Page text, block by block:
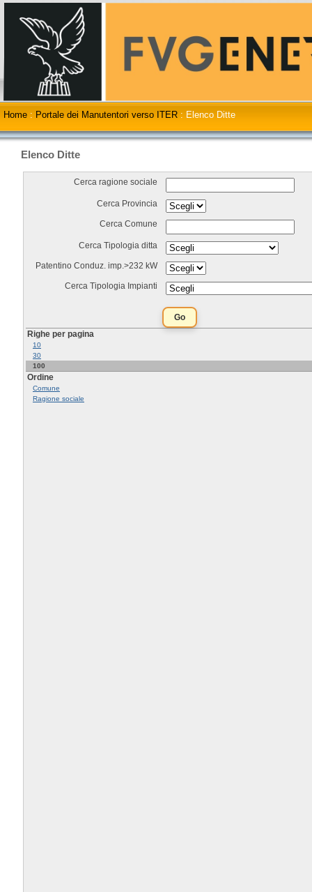
Home : Portale dei Manutentori verso ITER : Elenco Ditte
Elenco Ditte
Cerca ragione sociale
Cerca Provincia
Cerca Comune
Cerca Tipologia ditta
Patentino Conduz. imp.>232 kW
Cerca Tipologia Impianti
Righe per pagina
10
30
100
Ordine
Comune
Ragione sociale